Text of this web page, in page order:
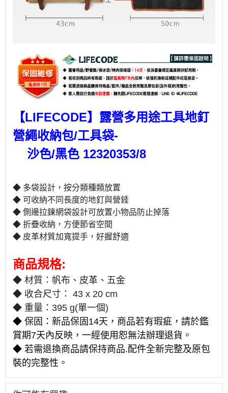
【LIFECODE】露營多用途工具地釘
營繩收納包/工具袋-
沙色/黑色 12320353/8
◆ 多袋設計，按分類種類放置
◆ 可收納不同長度的地釘與營錘
◆ 側邊拉鍊網袋設計可放置小物品防止掉落
◆ 折疊收納，方便節省空間
◆ 皮革材質加寬提手，好握舒適
商品規格:
◆ 材質：帆布、皮革、五金
◆ 收合尺寸： 43 x 20 cm
◆ 重量 ：395 g(單一個)
◆ 保固：新品保固14天，商品若有瑕疵，請於鑑
賞期7天內反映，一經使用恕無法辦理退貨。
◆ 若需退換商品請保持商品.配件全新完整及原包
裝的完整性。